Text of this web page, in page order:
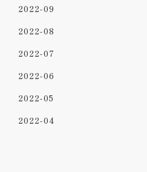
2022-09
2022-08
2022-07
2022-06
2022-05
2022-04